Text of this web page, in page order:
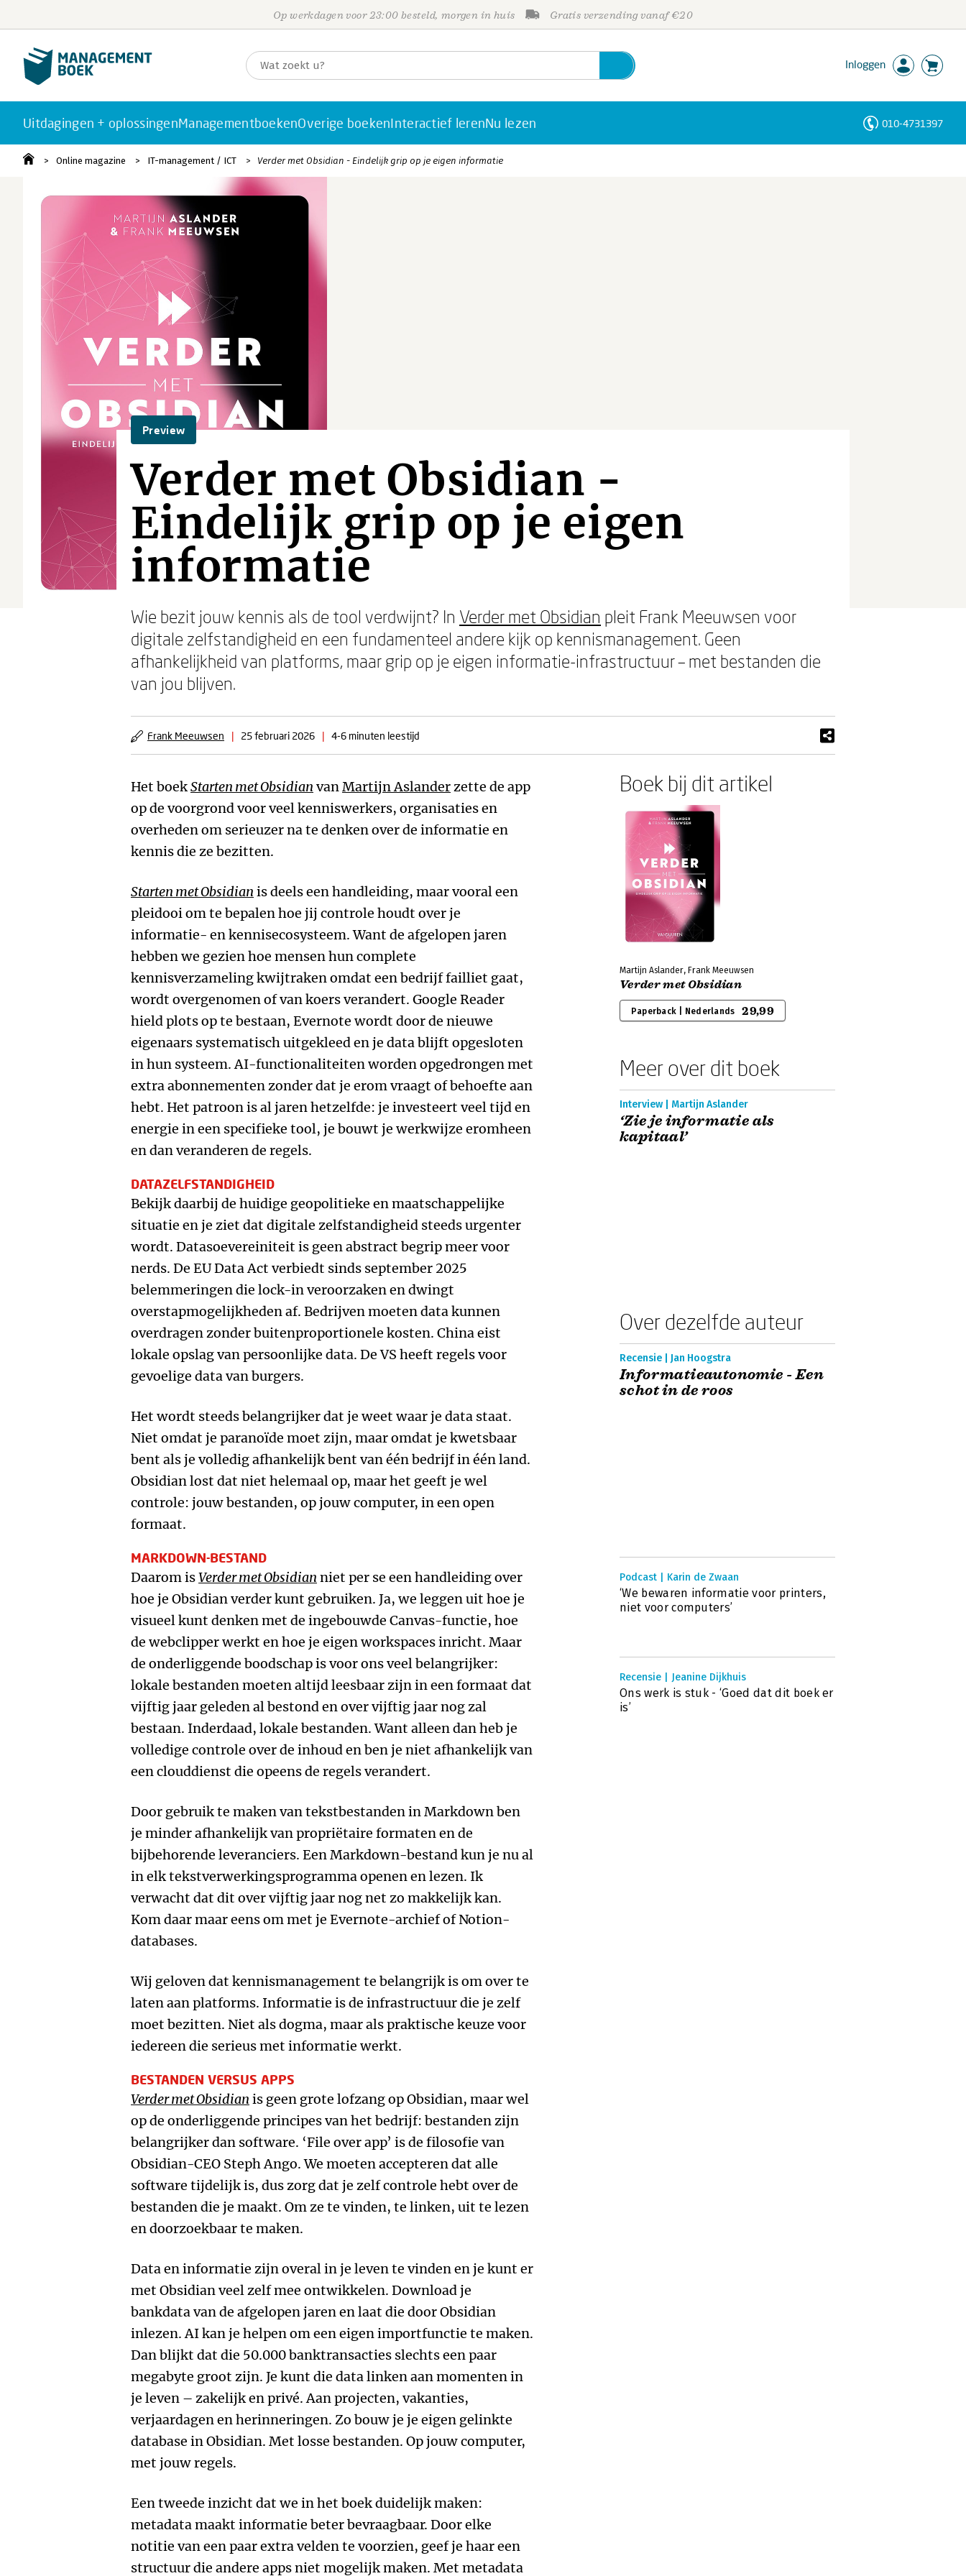
Op werkdagen voor 23:00 besteld, morgen in huis Gratis verzending vanaf €20
Inloggen
Uitdagingen + oplossingenManagementboekenOverige boekenInteractief lerenNu lezen 010-4731397
Online magazine IT-management / ICT Verder met Obsidian - Eindelijk grip op je eigen informatie
Preview
Verder met Obsidian -
Eindelijk grip op je eigen
informatie
Wie bezit jouw kennis als de tool verdwijnt? In Verder met Obsidian pleit Frank Meeuwsen voor
digitale zelfstandigheid en een fundamenteel andere kijk op kennismanagement. Geen
afhankelijkheid van platforms, maar grip op je eigen informatie-infrastructuur – met bestanden die
van jou blijven.
Frank Meeuwsen | 25 februari 2026 | 4-6 minuten leestijd
Het boekStarten met Obsidian vanMartijn Aslanderzette de app
op de voorgrond voor veel kenniswerkers, organisaties en
overheden om serieuzer na te denken over de informatie en
kennis die ze bezitten.
Starten met Obsidian is deels een handleiding, maar vooral een
pleidooi om te bepalen hoe jij controle houdt over je
informatie- en kennisecosysteem. Want de afgelopen jaren
hebben we gezien hoe mensen hun complete
kennisverzameling kwijtraken omdat een bedrijf failliet gaat,
wordt overgenomen of van koers verandert. Google Reader
hield plots op te bestaan, Evernote wordt door de nieuwe
eigenaars systematisch uitgekleed en je data blijft opgesloten
in hun systeem. AI-functionaliteiten worden opgedrongen met
extra abonnementen zonder dat je erom vraagt of behoefte aan
hebt. Het patroon is al jaren hetzelfde: je investeert veel tijd en
energie in een specifieke tool, je bouwt je werkwijze eromheen
en dan veranderen de regels.
DATAZELFSTANDIGHEID
Bekijk daarbij de huidige geopolitieke en maatschappelijke
situatie en je ziet dat digitale zelfstandigheid steeds urgenter
wordt. Datasoevereiniteit is geen abstract begrip meer voor
nerds. De EU Data Act verbiedt sinds september 2025
belemmeringen die lock-in veroorzaken en dwingt
overstapmogelijkheden af. Bedrijven moeten data kunnen
overdragen zonder buitenproportionele kosten. China eist
lokale opslag van persoonlijke data. De VS heeft regels voor
gevoelige data van burgers.
Het wordt steeds belangrijker dat je weet waar je data staat.
Niet omdat je paranoïde moet zijn, maar omdat je kwetsbaar
bent als je volledig afhankelijk bent van één bedrijf in één land.
Obsidian lost dat niet helemaal op, maar het geeft je wel
controle: jouw bestanden, op jouw computer, in een open
formaat.
MARKDOWN-BESTAND
Daarom isVerder met Obsidian niet per se een handleiding over
hoe je Obsidian verder kunt gebruiken. Ja, we leggen uit hoe je
visueel kunt denken met de ingebouwde Canvas-functie, hoe
de webclipper werkt en hoe je eigen workspaces inricht. Maar
de onderliggende boodschap is voor ons veel belangrijker:
lokale bestanden moeten altijd leesbaar zijn in een formaat dat
vijftig jaar geleden al bestond en over vijftig jaar nog zal
bestaan. Inderdaad, lokale bestanden. Want alleen dan heb je
volledige controle over de inhoud en ben je niet afhankelijk van
een clouddienst die opeens de regels verandert.
Door gebruik te maken van tekstbestanden in Markdown ben
je minder afhankelijk van propriëtaire formaten en de
bijbehorende leveranciers. Een Markdown-bestand kun je nu al
in elk tekstverwerkingsprogramma openen en lezen. Ik
verwacht dat dit over vijftig jaar nog net zo makkelijk kan.
Kom daar maar eens om met je Evernote-archief of Notion-
databases.
Wij geloven dat kennismanagement te belangrijk is om over te
laten aan platforms. Informatie is de infrastructuur die je zelf
moet bezitten. Niet als dogma, maar als praktische keuze voor
iedereen die serieus met informatie werkt.
BESTANDEN VERSUS APPS
Verder met Obsidian is geen grote lofzang op Obsidian, maar wel
op de onderliggende principes van het bedrijf: bestanden zijn
belangrijker dan software. ‘File over app’ is de filosofie van
Obsidian-CEO Steph Ango. We moeten accepteren dat alle
software tijdelijk is, dus zorg dat je zelf controle hebt over de
bestanden die je maakt. Om ze te vinden, te linken, uit te lezen
en doorzoekbaar te maken.
Data en informatie zijn overal in je leven te vinden en je kunt er
met Obsidian veel zelf mee ontwikkelen. Download je
bankdata van de afgelopen jaren en laat die door Obsidian
inlezen. AI kan je helpen om een eigen importfunctie te maken.
Dan blijkt dat die 50.000 banktransacties slechts een paar
megabyte groot zijn. Je kunt die data linken aan momenten in
je leven – zakelijk en privé. Aan projecten, vakanties,
verjaardagen en herinneringen. Zo bouw je je eigen gelinkte
database in Obsidian. Met losse bestanden. Op jouw computer,
met jouw regels.
Een tweede inzicht dat we in het boek duidelijk maken:
metadata maakt informatie beter bevraagbaar. Door elke
notitie van een paar extra velden te voorzien, geef je haar een
structuur die andere apps niet mogelijk maken. Met metadata
Boek bij dit artikel
Martijn Aslander, Frank Meeuwsen
Verder met Obsidian
Paperback | Nederlands 29,99
Meer over dit boek
Interview | Martijn Aslander
‘Zie je informatie als
kapitaal’
Over dezelfde auteur
Recensie | Jan Hoogstra
Informatieautonomie - Een
schot in de roos
Podcast | Karin de Zwaan
‘We bewaren informatie voor printers,
niet voor computers’
Recensie | Jeanine Dijkhuis
Ons werk is stuk - ‘Goed dat dit boek er
is’
Personen